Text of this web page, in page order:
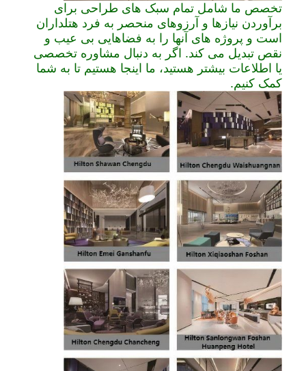
تخصص ما شامل تمام سبک های طراحی برای
برآوردن نیازها و آرزوهای منحصر به فرد هتلداران
است و پروژه های آنها را به فضاهایی بی عیب و
نقص تبدیل می کند. اگر به دنبال مشاوره تخصصی
یا اطلاعات بیشتر هستید، ما اینجا هستیم تا به شما
کمک کنیم.